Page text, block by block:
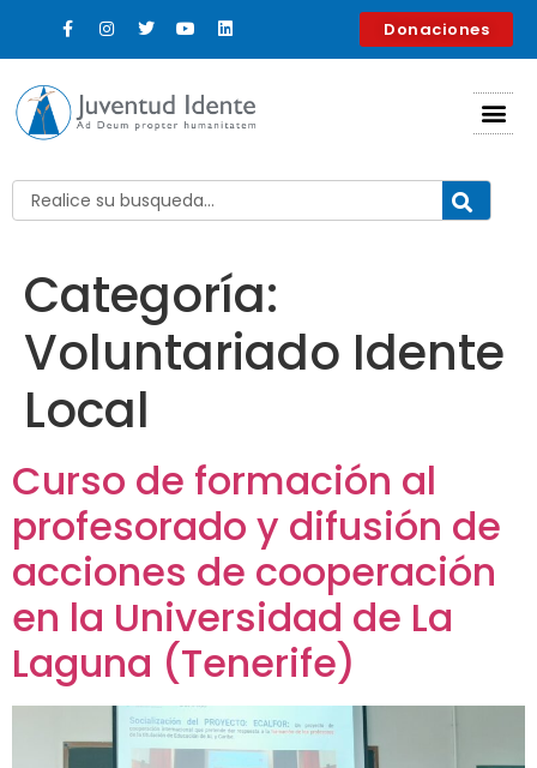
contenido Donaciones
Categoría:
Voluntariado Idente
Local
Curso de formación al
profesorado y difusión de
acciones de cooperación
en la Universidad de La
Laguna (Tenerife)